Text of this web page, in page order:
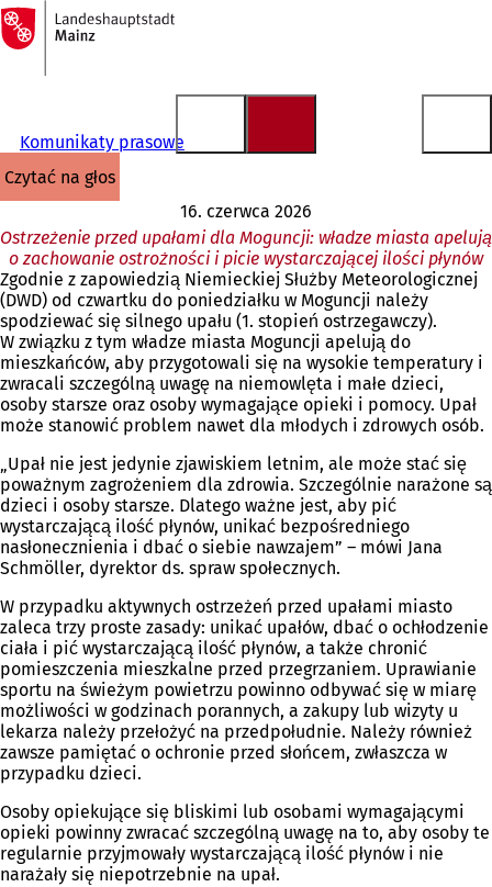
Przejdź do treści
Do
strony
głównej
Komunikaty prasowe
czytać na głos
16. czerwca 2026
Ostrzeżenie przed upałami dla Moguncji: władze miasta apelują
o zachowanie ostrożności i picie wystarczającej ilości płynów
Zgodnie z zapowiedzią Niemieckiej Służby Meteorologicznej
(DWD) od czwartku do poniedziałku w Moguncji należy
spodziewać się silnego upału (1. stopień ostrzegawczy).
W związku z tym władze miasta Moguncji apelują do
mieszkańców, aby przygotowali się na wysokie temperatury i
zwracali szczególną uwagę na niemowlęta i małe dzieci,
osoby starsze oraz osoby wymagające opieki i pomocy. Upał
może stanowić problem nawet dla młodych i zdrowych osób.
„Upał nie jest jedynie zjawiskiem letnim, ale może stać się
poważnym zagrożeniem dla zdrowia. Szczególnie narażone są
dzieci i osoby starsze. Dlatego ważne jest, aby pić
wystarczającą ilość płynów, unikać bezpośredniego
nasłonecznienia i dbać o siebie nawzajem” – mówi Jana
Schmöller, dyrektor ds. spraw społecznych.
W przypadku aktywnych ostrzeżeń przed upałami miasto
zaleca trzy proste zasady: unikać upałów, dbać o ochłodzenie
ciała i pić wystarczającą ilość płynów, a także chronić
pomieszczenia mieszkalne przed przegrzaniem. Uprawianie
sportu na świeżym powietrzu powinno odbywać się w miarę
możliwości w godzinach porannych, a zakupy lub wizyty u
lekarza należy przełożyć na przedpołudnie. Należy również
zawsze pamiętać o ochronie przed słońcem, zwłaszcza w
przypadku dzieci.
Osoby opiekujące się bliskimi lub osobami wymagającymi
opieki powinny zwracać szczególną uwagę na to, aby osoby te
regularnie przyjmowały wystarczającą ilość płynów i nie
narażały się niepotrzebnie na upał.